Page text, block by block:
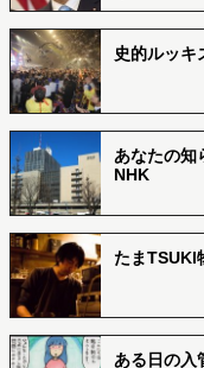
史的ルッキ
あなたの知
NHK
たまTSUKI
ある日の入